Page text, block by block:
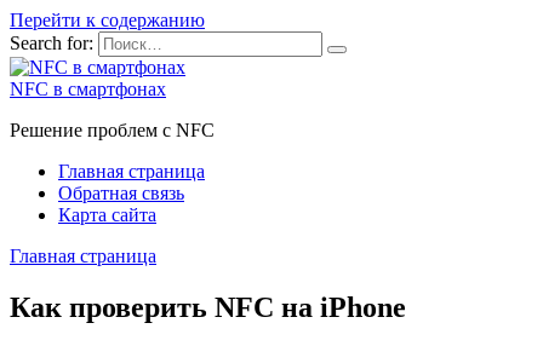
Перейти к содержанию
Search for:
NFC в смартфонах
Решение проблем с NFC
Главная страница
Обратная связь
Карта сайта
Главная страница
Как проверить NFC на iPhone